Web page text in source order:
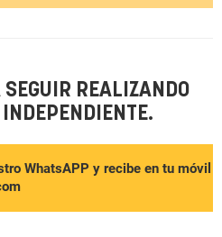
REALIZANDO
INDEPENDIENTE.
WhatsAPP y recibe en tu móvil